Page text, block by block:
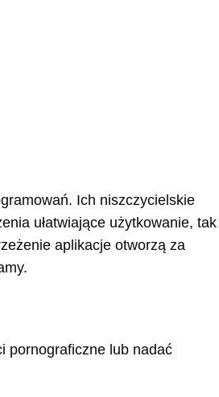
Ich niszczycielskie
ułatwiające użytkowanie, tak
aplikacje otworzą za
pornograficzne lub nadać